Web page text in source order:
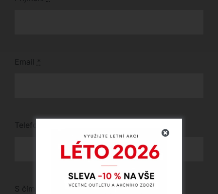
Email *
Telefon
S čím vám můžeme pomoci?